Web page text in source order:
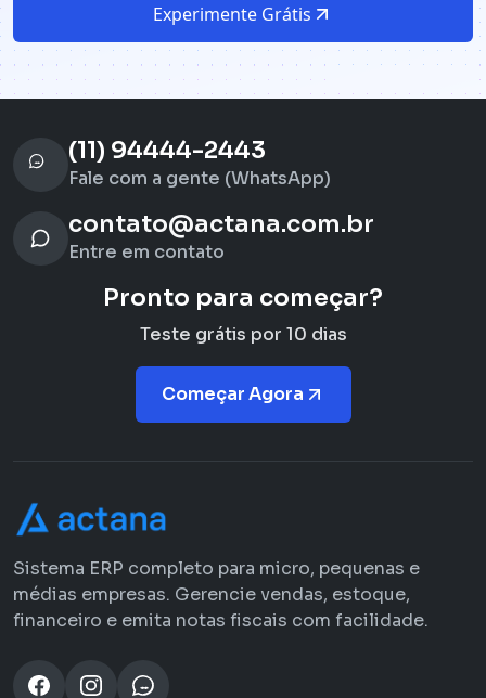
Experimente Grátis
(11) 94444-2443
Fale com a gente (WhatsApp)
contato@actana.com.br
Entre em contato
Pronto para começar?
Teste grátis por 10 dias
Começar Agora
Sistema ERP completo para micro, pequenas e
médias empresas. Gerencie vendas, estoque,
financeiro e emita notas fiscais com facilidade.